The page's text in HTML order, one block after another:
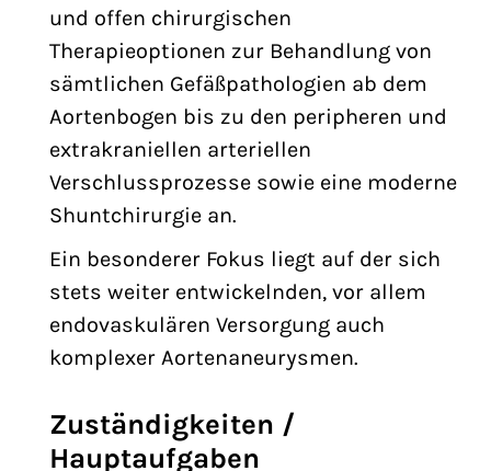
und offen chirurgischen
Therapieoptionen zur Behandlung von
sämtlichen Gefäßpathologien ab dem
Aortenbogen bis zu den peripheren und
extrakraniellen arteriellen
Verschlussprozesse sowie eine moderne
Shuntchirurgie an.
Ein besonderer Fokus liegt auf der sich
stets weiter entwickelnden, vor allem
endovaskulären Versorgung auch
komplexer Aortenaneurysmen.
Zuständigkeiten /
Hauptaufgaben